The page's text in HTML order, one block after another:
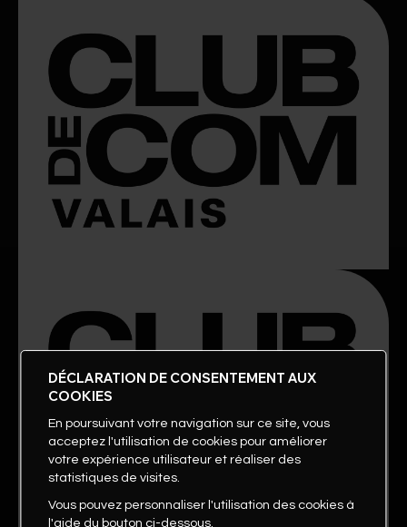
DÉCLARATION DE CONSENTEMENT AUX
COOKIES
En poursuivant votre navigation sur ce site, vous
acceptez l'utilisation de cookies pour améliorer
votre expérience utilisateur et réaliser des
statistiques de visites.
Vous pouvez personnaliser l'utilisation des cookies à
l'aide du bouton ci-dessous.